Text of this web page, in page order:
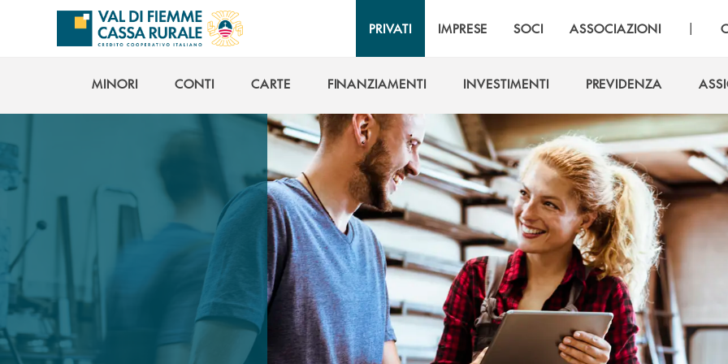
Salta al contenuto principale
PRIVATI IMPRESE SOCI ASSOCIAZIONI |
MINORI
CONTI
CARTE
FINANZIAMENTI
INVESTIMENTI
PREVIDENZA